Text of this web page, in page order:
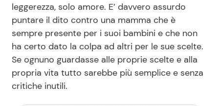
leggerezza, solo amore. E’ davvero assurdo
puntare il dito contro una mamma che è
sempre presente per i suoi bambini e che non
ha certo dato la colpa ad altri per le sue scelte.
Se ognuno guardasse alle proprie scelte e alla
propria vita tutto sarebbe più semplice e senza
critiche inutili.